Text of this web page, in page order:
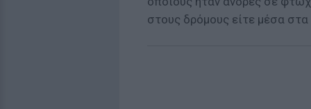
στους δρόμους είτε μέσα στα